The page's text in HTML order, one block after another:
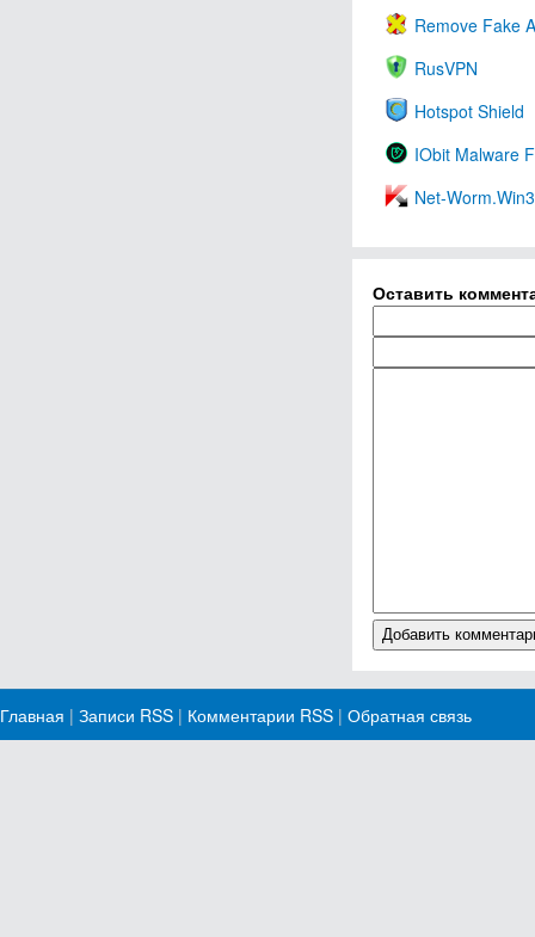
Remove Fake
RusVPN
Hotspot Shield
IObit Malware
Net-
Оставить
Главная | Записи RSS | Комментарии RSS | Обратная связь